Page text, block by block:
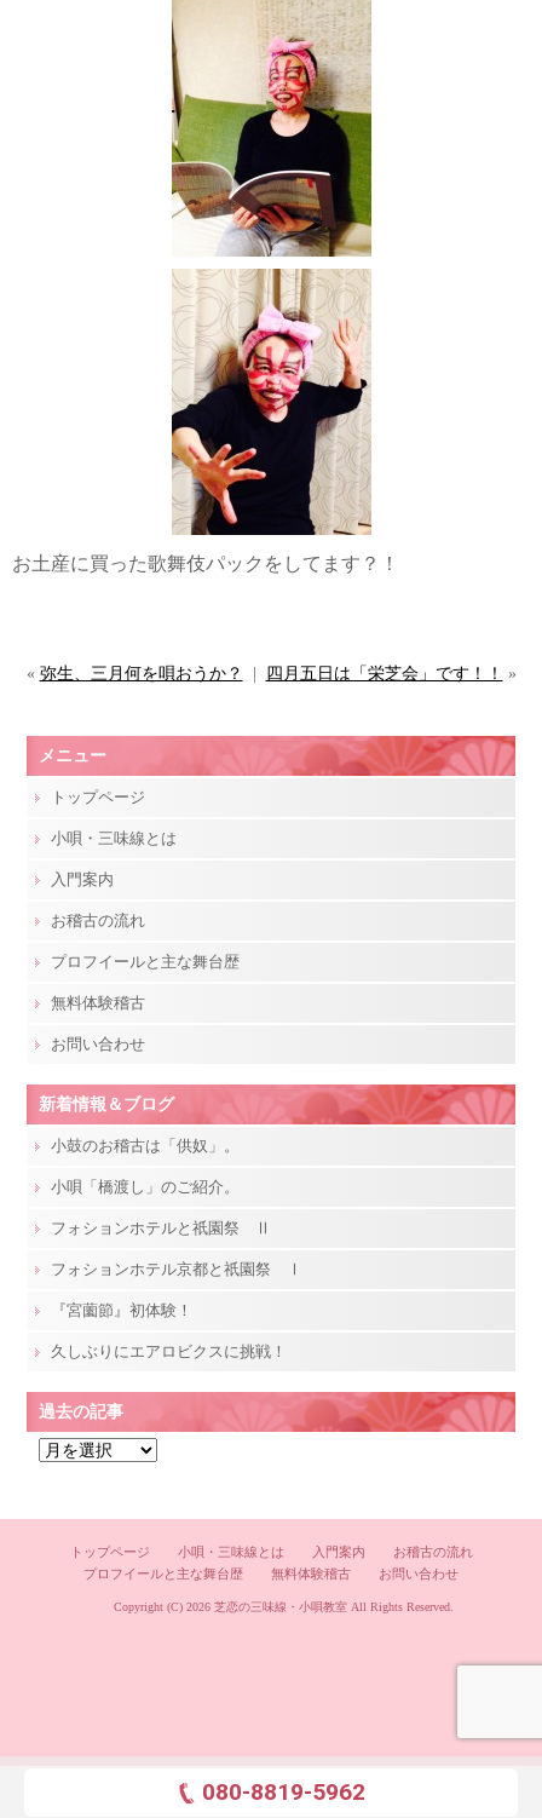
お土産に買った歌舞伎パックをしてます？！
« 弥生、三月何を唄おうか？ 四月五日は「栄芝会」です！！ »
メニュー
トップページ
小唄・三味線とは
入門案内
お稽古の流れ
プロフイールと主な舞台歴
無料体験稽古
お問い合わせ
新着情報＆ブログ
小鼓のお稽古は「供奴」。
小唄「橋渡し」のご紹介。
フォションホテルと祇園祭 Ⅱ
フォションホテル京都と祇園祭 Ⅰ
『宮薗節』初体験！
久しぶりにエアロビクスに挑戦！
過去の記事
トップページ 小唄・三味線とは 入門案内
お稽古の流れ
プロフイールと主な舞台歴
無料体験稽古 お問い合わせ
Copyright (C) 2026 芝恋の三味線・小唄教室All Rights Reserved.
080-8819-5962